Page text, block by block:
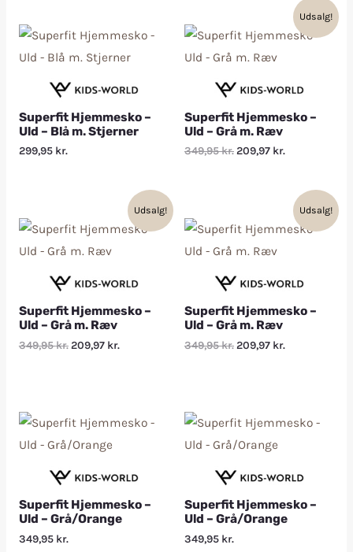
Superfit Hjemmesko –
Uld – Blå m. Stjerner
299,95 kr.
Udsalg!
Superfit Hjemmesko –
Uld – Grå m. Ræv
349,95kr.209,97 kr.
Udsalg!
Superfit Hjemmesko –
Uld – Grå m. Ræv
349,95kr.209,97 kr.
Udsalg!
Superfit Hjemmesko –
Uld – Grå m. Ræv
349,95kr.209,97 kr.
Superfit Hjemmesko –
Uld – Grå/Orange
349,95 kr.
Superfit Hjemmesko –
Uld – Grå/Orange
349,95 kr.